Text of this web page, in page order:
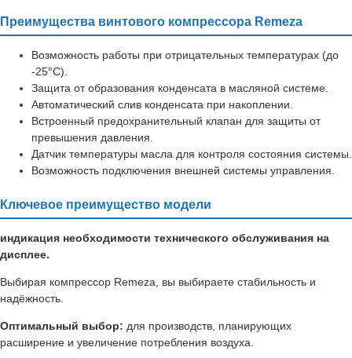
Преимущества винтового компрессора Remeza
Возможность работы при отрицательных температурах (до
-25°C).
Защита от образования конденсата в масляной системе.
Автоматический слив конденсата при накоплении.
Встроенный предохранительный клапан для защиты от
превышения давления.
Датчик температуры масла для контроля состояния системы.
Возможность подключения внешней системы управления.
Ключевое преимущество модели
индикация необходимости технического обслуживания на
дисплее.
Выбирая компрессор Remeza, вы выбираете стабильность и
надёжность.
Оптимальный выбор: для производств, планирующих
расширение и увеличение потребления воздуха.